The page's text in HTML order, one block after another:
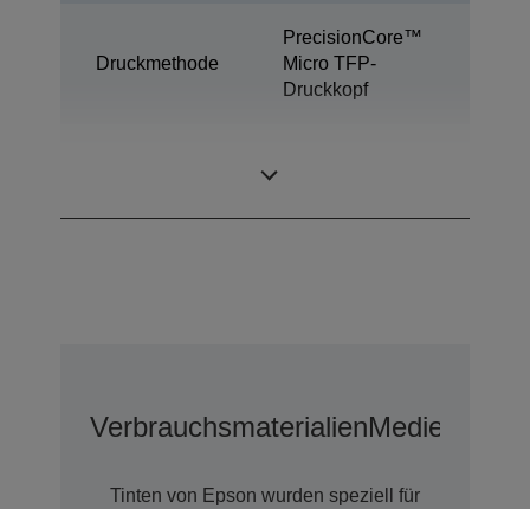
Druckmethode
PrecisionCore™
Micro TFP-
Druckkopf
VerbrauchsmaterialienMedien
Tinten von Epson wurden speziell für